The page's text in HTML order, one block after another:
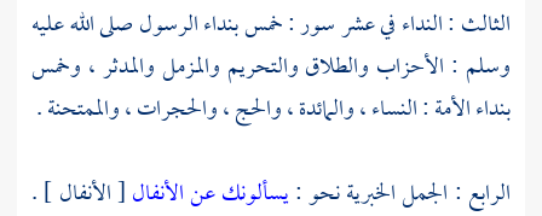
الثالث : النداء في عشر سور : خمس بنداء الرسول صلى الله عليه
وسلم : الأحزاب والطلاق والتحريم والمزمل والمدثر ، وخمس
بنداء الأمة : النساء ، والمائدة ، والحج ، والحجرات ، والممتحنة .
الرابع : الجمل الخبرية نحو :يسألونك عن الأنفال[ الأنفال ] .